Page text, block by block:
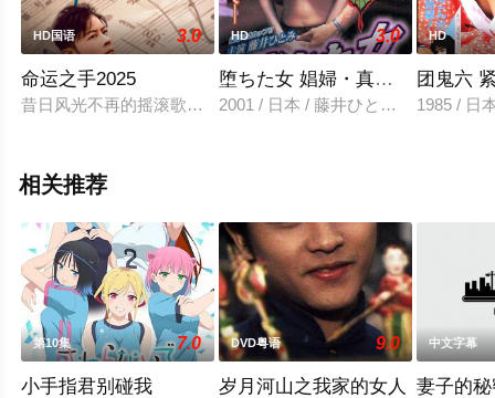
HD国语 3.0
命运之手2025
昔日风光不再的摇滚歌手高兴，在人生低谷时邂逅了正值高三
HD 3.0
堕ちた女 娼婦・真由子
2001 / 日本 / 藤井ひとみ,岡田祐一,竹
HD
团鬼六
1985 / 日
相关推荐
第10集 7.0
小手指君别碰我
DVD粤语 9.0
岁月河山之我家的女人
中文字幕
妻子的